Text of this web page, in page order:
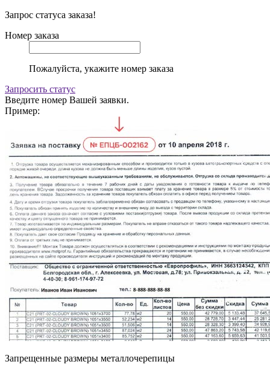
Запрос статуса заказа!
Номер заказа
Пожалуйста, укажите номер заказа
Запросить статус
Введите номер Вашей заявки.
Пример:
Запрещенные размеры металлочерепицы